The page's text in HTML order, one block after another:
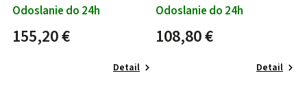
Odoslanie do 24h
155,20 €
Detail
Odoslanie do 24h
108,80 €
Detail